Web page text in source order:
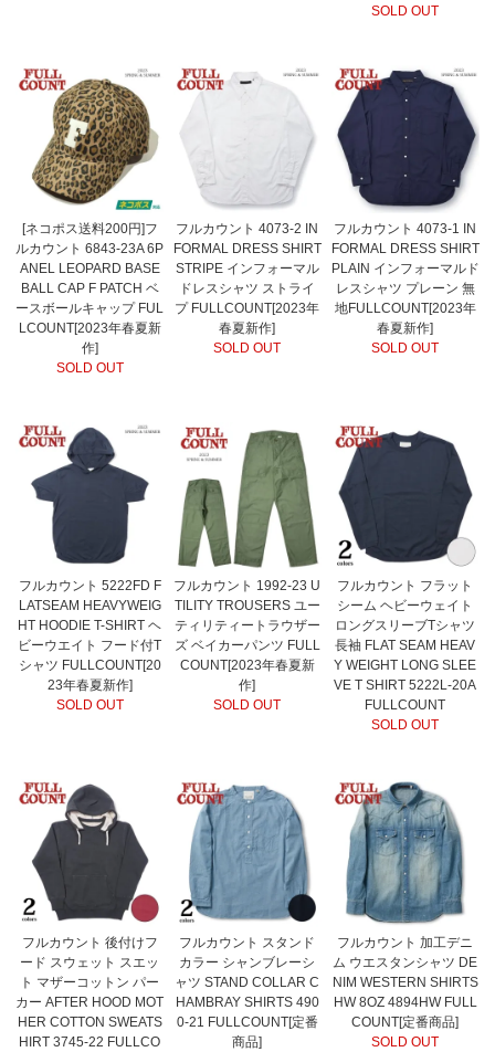
SOLD OUT
[ネコポス送料200円]フ
ルカウント 6843-23A 6P
ANEL LEOPARD BASE
BALL CAP F PATCH ベ
ースボールキャップ FUL
LCOUNT[2023年春夏新
作]
SOLD OUT
フルカウント 4073-2 IN
FORMAL DRESS SHIRT
STRIPE インフォーマル
ドレスシャツ ストライ
プ FULLCOUNT[2023年
春夏新作]
SOLD OUT
フルカウント 4073-1 IN
FORMAL DRESS SHIRT
PLAIN インフォーマルド
レスシャツ プレーン 無
地FULLCOUNT[2023年
春夏新作]
SOLD OUT
フルカウント 5222FD F
LATSEAM HEAVYWEIG
HT HOODIE T-SHIRT ヘ
ビーウエイト フード付T
シャツ FULLCOUNT[20
23年春夏新作]
SOLD OUT
フルカウント 1992-23 U
TILITY TROUSERS ユー
ティリティートラウザー
ズ ベイカーパンツ FULL
COUNT[2023年春夏新
作]
SOLD OUT
フルカウント フラット
シーム ヘビーウェイト
ロングスリーブTシャツ
長袖 FLAT SEAM HEAV
Y WEIGHT LONG SLEE
VE T SHIRT 5222L-20A
FULLCOUNT
SOLD OUT
フルカウント 後付けフ
ード スウェット スエッ
ト マザーコットン パー
カー AFTER HOOD MOT
HER COTTON SWEATS
HIRT 3745-22 FULLCO
フルカウント スタンド
カラー シャンブレーシ
ャツ STAND COLLAR C
HAMBRAY SHIRTS 490
0-21 FULLCOUNT[定番
商品]
フルカウント 加工デニ
ム ウエスタンシャツ DE
NIM WESTERN SHIRTS
HW 8OZ 4894HW FULL
COUNT[定番商品]
SOLD OUT